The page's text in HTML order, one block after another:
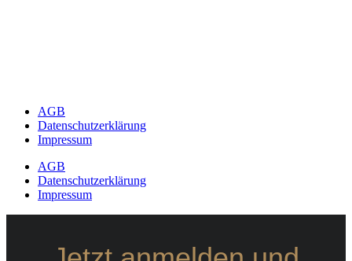
AGB
Datenschutzerklärung
Impressum
AGB
Datenschutzerklärung
Impressum